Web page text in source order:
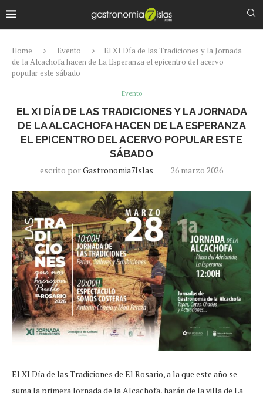
Home Evento
El XI Día de las Tradiciones y la Jornada
de la Alcachofa hacen de La Esperanza el epicentro del acervo
popular este sábado
Evento
EL XI DÍA DE LAS TRADICIONES Y LA JORNADA
DE LA ALCACHOFA HACEN DE LA ESPERANZA
EL EPICENTRO DEL ACERVO POPULAR ESTE
SÁBADO
escrito porGastronomia7Islas 26 marzo 2026
El XI Día de las Tradiciones de El Rosario, a la que este año se
suma la primera Jornada de la Alcachofa, harán de la villa de La